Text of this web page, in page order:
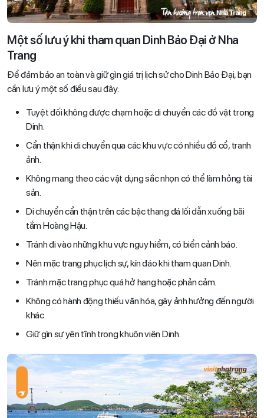
Một số lưu ý khi tham quan Dinh Bảo Đại ở Nha
Trang
Để đảm bảo an toàn và giữ gìn giá trị lịch sử cho Dinh Bảo Đại, bạn
cần lưu ý một số điều sau đây:
Tuyệt đối không được chạm hoặc di chuyển các đồ vật trong
Dinh.
Cẩn thận khi di chuyển qua các khu vực có nhiều đồ cổ, tranh
ảnh.
Không mang theo các vật dụng sắc nhọn có thể làm hỏng tài
sản.
Di chuyển cẩn thận trên các bậc thang đá lối dẫn xuống bãi
tắm Hoàng Hậu.
Tránh đi vào những khu vực nguy hiểm, có biển cảnh báo.
Nên mặc trang phục lịch sự, kín đáo khi tham quan Dinh.
Tránh mặc trang phục quá hở hang hoặc phản cảm.
Không có hành động thiếu văn hóa, gây ảnh hưởng đến người
khác.
Giữ gìn sự yên tĩnh trong khuôn viên Dinh.